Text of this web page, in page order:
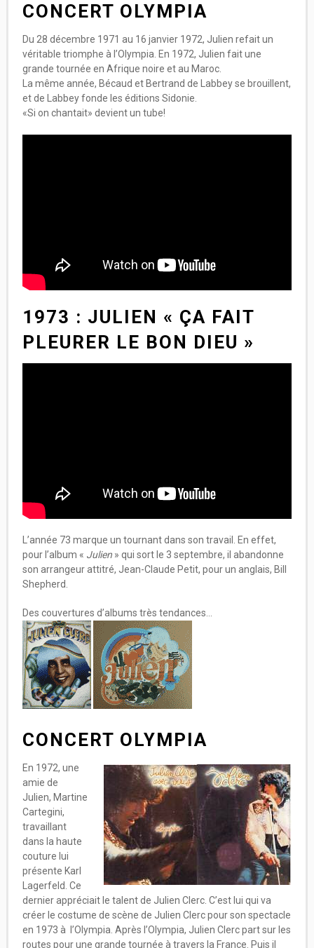
CONCERT OLYMPIA
Du 28 décembre 1971 au 16 janvier 1972, Julien refait un
véritable triomphe à l’Olympia. En 1972, Julien fait une
grande tournée en Afrique noire et au Maroc.
La même année, Bécaud et Bertrand de Labbey se brouillent,
et de Labbey fonde les éditions Sidonie.
«Si on chantait» devient un tube!
1973 : JULIEN « ÇA FAIT
PLEURER LE BON DIEU »
L’année 73 marque un tournant dans son travail. En effet,
pour l’album « Julien» qui sort le 3 septembre, il abandonne
son arrangeur attitré, Jean-Claude Petit, pour un anglais, Bill
Shepherd.
Des couvertures d’albums très tendances…
CONCERT OLYMPIA
En 1972, une
amie de
Julien, Martine
Cartegini,
travaillant
dans la haute
couture lui
présente Karl
Lagerfeld. Ce
dernier appréciait le talent de Julien Clerc. C’est lui qui va
créer le costume de scène de Julien Clerc pour son spectacle
en 1973 à l’Olympia. Après l’Olympia, Julien Clerc part sur les
routes pour une grande tournée à travers la France. Puis il